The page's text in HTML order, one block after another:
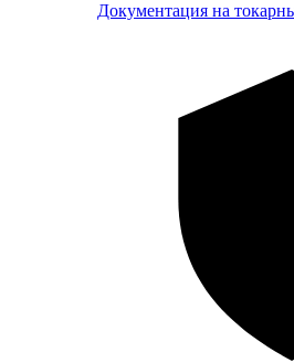
Документация на